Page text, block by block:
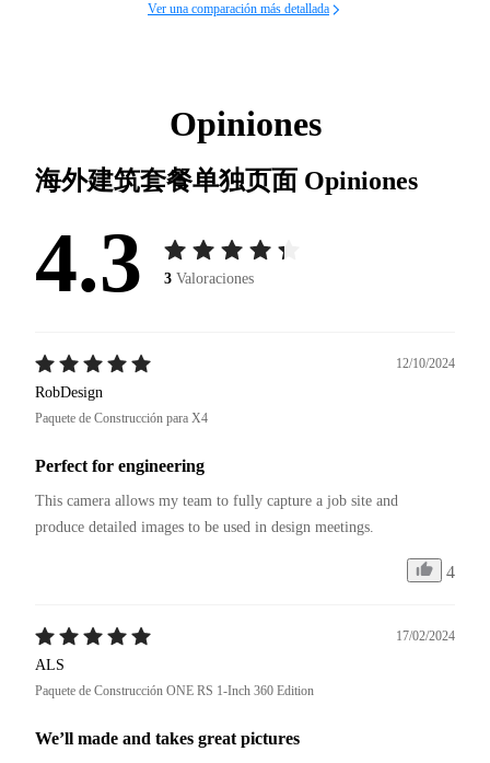
Ver una comparación más detallada
Opiniones
海外建筑套餐单独页面 Opiniones
4.3 3 Valoraciones
12/10/2024
RobDesign
Paquete de Construcción para X4
Perfect for engineering
This camera allows my team to fully capture a job site and
4
17/02/2024
ALS
Paquete de Construcción ONE RS 1-Inch 360 Edition
We’ll made and takes great pictures